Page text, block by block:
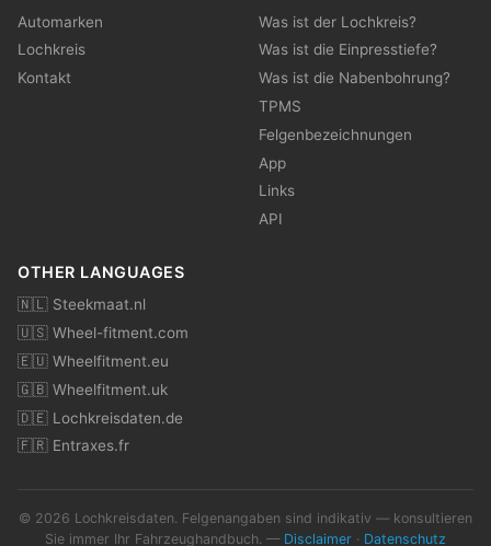
Automarken
Lochkreis
Kontakt
Was ist der Lochkreis?
Was ist die Einpresstiefe?
Was ist die Nabenbohrung?
TPMS
Felgenbezeichnungen
App
Links
API
OTHER LANGUAGES
🇳🇱 Steekmaat.nl
🇺🇸 Wheel-fitment.com
🇪🇺 Wheelfitment.eu
🇬🇧 Wheelfitment.uk
🇩🇪 Lochkreisdaten.de
🇫🇷 Entraxes.fr
© 2026 Lochkreisdaten. Felgenangaben sind indikativ — konsultieren
Sie immer Ihr Fahrzeughandbuch. — Disclaimer · Datenschutz